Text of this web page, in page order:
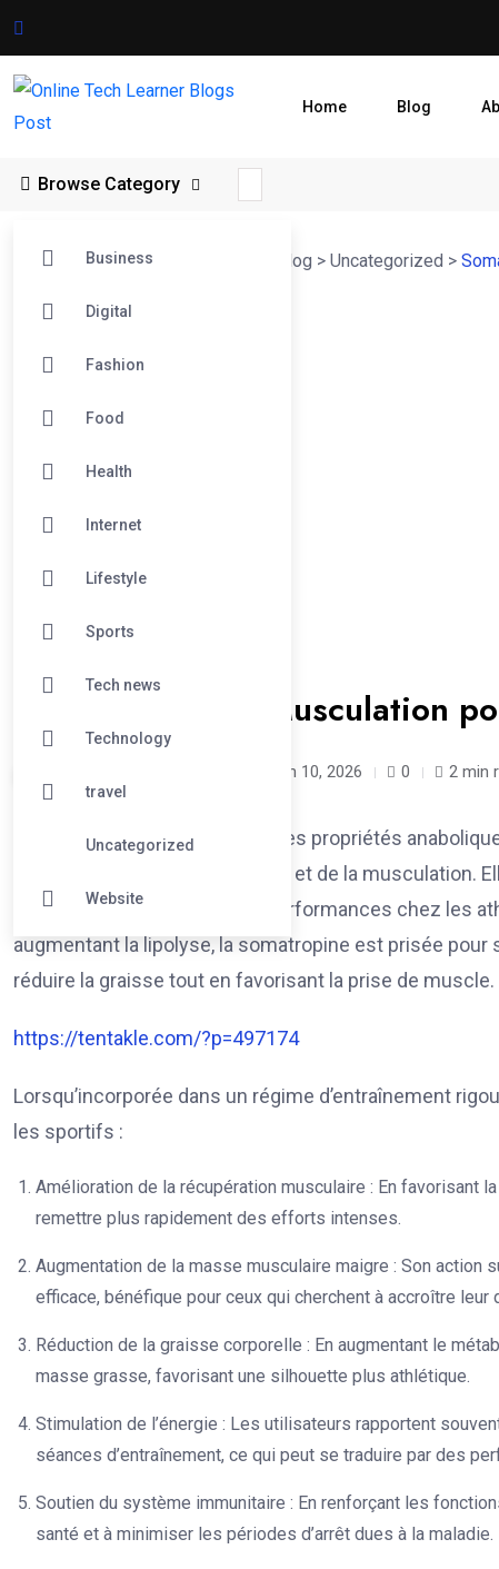
Home Blog
Browse Category
Business
Digital
Fashion
Food
Health
Internet
Lifestyle
Sports
Tech news
Technology
travel
Uncategorized
Website
Online Tech Learner Blogs Post Blog > Uncategorized >
Somatropine en Musculation
March 10, 2026 0 2 min
La somatropine, connue pour ses propriétés
utilisée dans le monde du sport et de la musculation.
récupération et optimise les performances chez les
augmentant la lipolyse, la somatropine est prisée
réduire la graisse tout en favorisant la prise de muscle.
https://tentakle.com/?p=497174
Lorsqu’incorporée dans un régime d’entraînement
les sportifs :
Amélioration de la récupération musculaire : En favorisant
remettre plus rapidement des efforts intenses.
Augmentation de la masse musculaire maigre : Son
efficace, bénéfique pour ceux qui cherchent à accroître leur
Réduction de la graisse corporelle : En augmentant le
masse grasse, favorisant une silhouette plus athlétique.
Stimulation de l’énergie : Les utilisateurs rapportent
séances d’entraînement, ce qui peut se traduire par des
Soutien du système immunitaire : En renforçant les
santé et à minimiser les périodes d’arrêt dues à la maladie.